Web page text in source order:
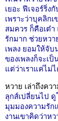
เยอะ ฟีเจอร์ริ่ง
เพราะว่าบุคลิก
สมควร ก็คือเต๋า
รักมาก ช่วยหว
เพลง ยอมให้จั
ของเพลงก็จะเ
แต่ว่าเราแค่ไม่
หวาย เล่าถึงคว
ลุกส์เปลี่ยนไป ดู
มุมมองความรัก
งานเขาคิดว่าห